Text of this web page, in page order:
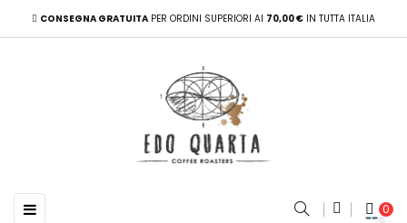
CONSEGNA GRATUITAPER ORDINI SUPERIORI AI 70,00 €IN TUTTA ITALIA
navigazione Toggle
☰ 0